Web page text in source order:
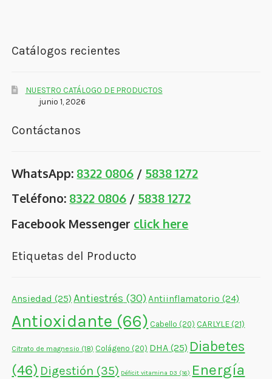
Catálogos recientes
NUESTRO CATÁLOGO DE PRODUCTOS
junio 1, 2026
Contáctanos
WhatsApp: 8322 0806 / 5838 1272
Teléfono: 8322 0806 / 5838 1272
Facebook Messenger click here
Etiquetas del Producto
Ansiedad (25) Antiestrés (30)Antiinflamatorio (24)
Antioxidante (66) Cabello (20) CARLYLE(21)
Citrato de magnesio (18) Colágeno (20) DHA (25) Diabetes
(46) Digestión (35) Déficit vitamina D3 (16) Energía